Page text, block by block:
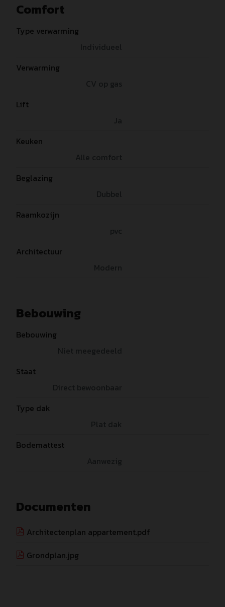
Comfort
Type verwarming
Verwarming
Lift
Keuken
Beglazing
Raamkozijn
Architectuur
Bebouwing
Bebouwing
Staat
Type dak
Bodemattest
Documenten
Architectenplan appartement.pdf
Grondplan.jpg